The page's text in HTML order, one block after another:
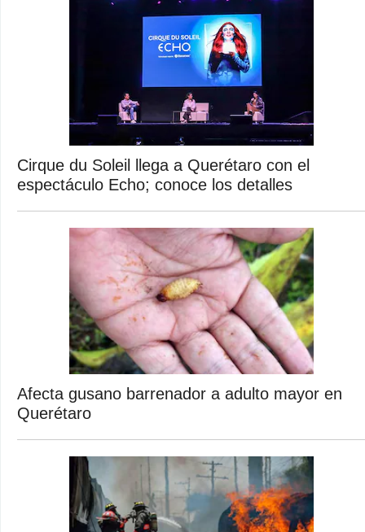
Cirque du Soleil llega a Querétaro con el
espectáculo Echo; conoce los detalles
Afecta gusano barrenador a adulto mayor en
Querétaro